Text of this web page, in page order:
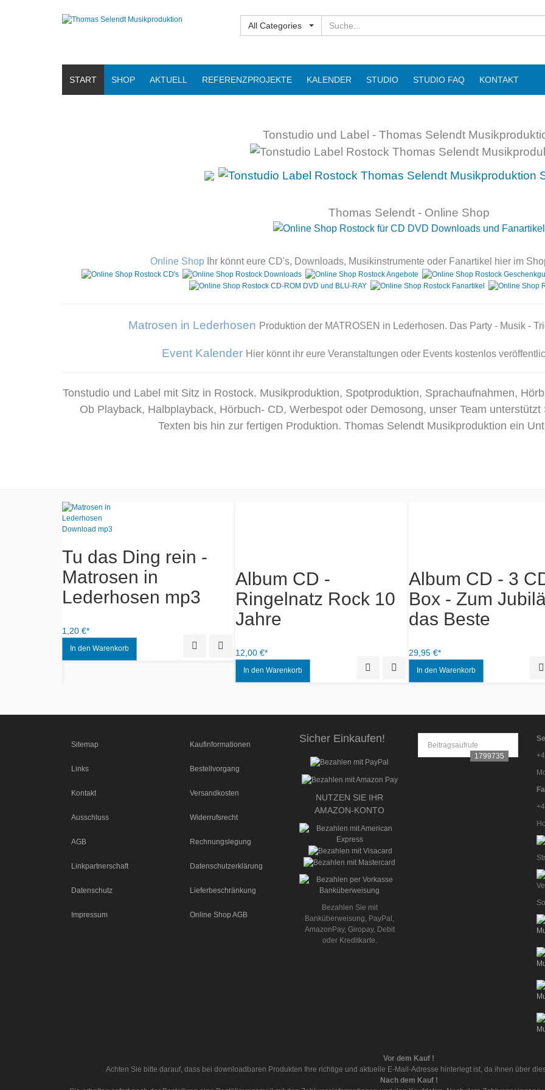
All Categories
START SHOP AKTUELL REFERENZPROJEKTE KALENDER STUDIO STUDIO FAQ KONTAKT
Tonstudio und Label - Thomas Selendt
Thomas Selendt - Online Shop
Online Shop Ihr könnt eure CD's, Downloads, Musikinstrumente oder Fanartikel hier im
Matrosen in Lederhosen Produktion der MATROSEN in Lederhosen. Das Party - Musik -
Event Kalender Hier könnt ihr eure Veranstaltungen oder Events kostenlos
Tonstudio und Label mit Sitz in Rostock. Musikproduktion, Spotproduktion, Sprachaufnahmen,
Ob Playback, Halbplayback, Hörbuch- CD, Werbespot oder Demosong, unser Team
Texten bis hin zur fertigen Produktion. Thomas Selendt Musikproduktion ein
Quick View
Tu das Ding rein -
Matrosen in
Lederhosen mp3
1,20 €*
Quick ViewAdd to Wishlist
Album CD -
Ringelnatz Rock 10
Jahre
12,00 €*
Album CD - 3
Box - Zum
das Beste
29,95 €*
Sitemap
Links
Kontakt
Ausschluss
AGB
Linkpartnerschaft
Datenschutz
Impressum
Kaufinformationen
Bestellvorgang
Versandkosten
Widerrufsrecht
Rechnungslegung
Datenschutzerklärung
Lieferbeschränkung
Online Shop AGB
Sicher Einkaufen!
NUTZEN SIE IHR
AMAZON-KONTO
Bezahlen Sie mit
Banküberweisung, PayPal,
AmazonPay, Giropay, Debit
oder Kreditkarte.
Beitragsaufrufe
1799735
Vor dem Kauf !
Achten Sie bitte darauf, dass bei downloadbaren Produkten Ihre richtige und aktuelle E-Mail-Adresse hinterlegt ist, da ihnen über
Nach dem Kauf !